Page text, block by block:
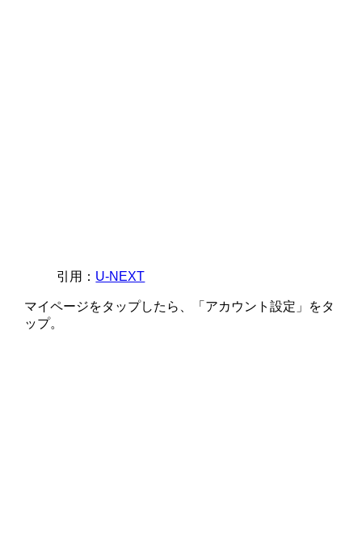
引用： U-NEXT
マイページをタップしたら、「アカウント設定」をタ
ップ。